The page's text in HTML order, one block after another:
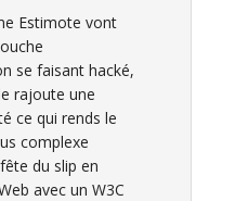
Estimote vont
se faisant hacké,
rajoute une
ce qui rends le
complexe
du slip en
avec un W3C